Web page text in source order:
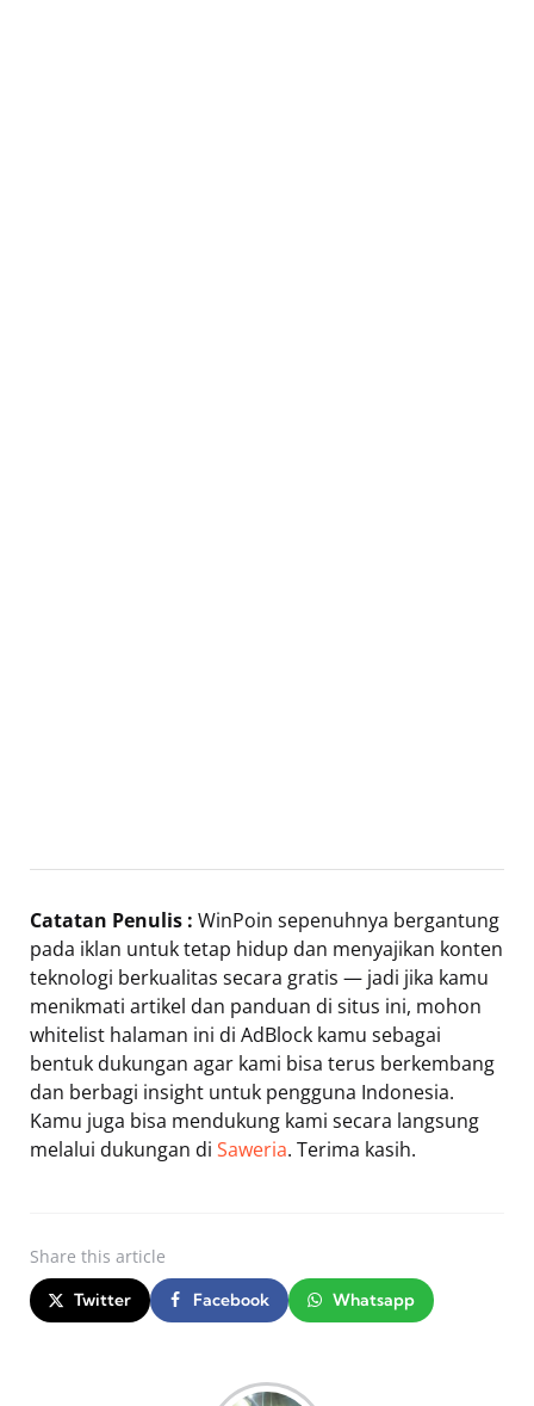
Catatan Penulis : WinPoin sepenuhnya bergantung
pada iklan untuk tetap hidup dan menyajikan konten
teknologi berkualitas secara gratis — jadi jika kamu
menikmati artikel dan panduan di situs ini, mohon
whitelist halaman ini di AdBlock kamu sebagai
bentuk dukungan agar kami bisa terus berkembang
dan berbagi insight untuk pengguna Indonesia.
Kamu juga bisa mendukung kami secara langsung
melalui dukungan di Saweria. Terima kasih.
Share this article
Twitter Facebook Whatsapp